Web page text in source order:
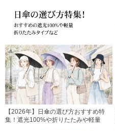
【2026年】日傘の選び方おすすめ特
集！遮光100%や折りたたみや軽量